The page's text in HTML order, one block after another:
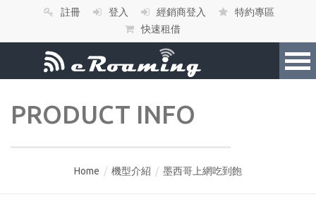
註冊 登入 經銷商登入
特約專區
快速租借
PRODUCT INFO
Home / 機型介紹 / 墨西哥上網吃到飽